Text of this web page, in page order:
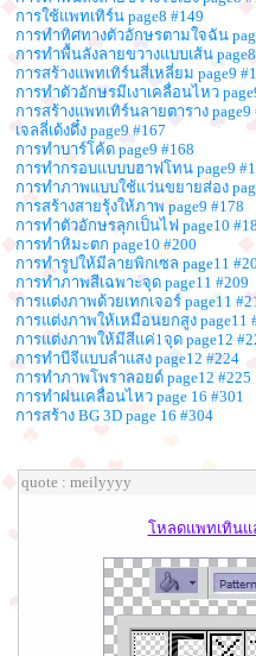
การใช้แพทเทิร์น page8 #149
การทำทิศทางตัวอักษรตามใจฉัน
การทำพื้นลังลายขวางแบบเส้น
การสร้างแพทเทิร์นสี่เหลี่ยม page9
การทำตัวอักษรมีเงาเคลื่อนไหว
การสร้างแพทเทิร์นลายตาราง page9
เจลลี่เด้งดึ๋ง page9 #167
การทำบาร์โค้ด page9 #168
การทำกรอบแบบบฮาฟโทน page9
การทำภาพแบบใช้แว่นขยายส่อง
การสร้างสายรุ้งให้ภาพ page9 #178
การทำตัวอักษรลุกเป็นไฟ page10
การทำหิมะตก page10 #200
การทำรูปให้มีลายพิกเซล page11
การทำภาพสีเฉพาะจุด page11 #209
การแต่งภาพด้วยเทกเจอร์ page11
การแต่งภาพให้เหมือนยกสูง page11
การแต่งภาพให้มีสีแค่1จุด page12
การทำบีจีแบบลำแสง page12 #224
การทำภาพโพราลอยด์ page12 #225
การทำฝนเคลื่อนไหว page 16 #301
การสร้าง BG 3D page 16 #304
quote : meilyyyy
โหลดแพทเทินแ